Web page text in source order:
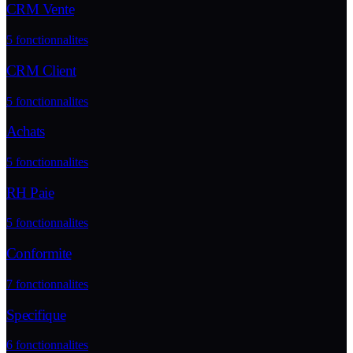
CRM Vente
5 fonctionnalites
CRM Client
5 fonctionnalites
Achats
5 fonctionnalites
RH Paie
5 fonctionnalites
Conformite
7 fonctionnalites
Specifique
6 fonctionnalites